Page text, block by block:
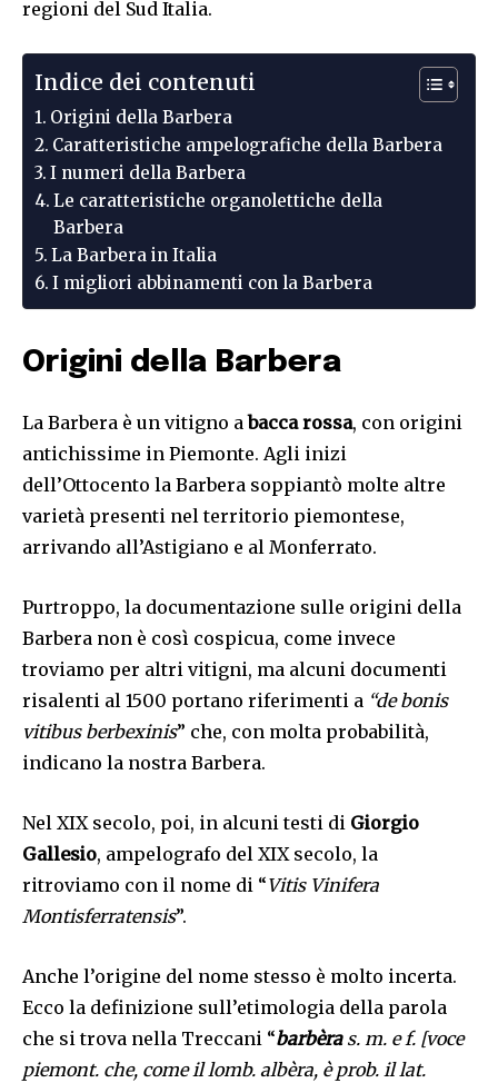
regioni del Sud Italia.
Indice dei contenuti
Origini della Barbera
Caratteristiche ampelografiche della Barbera
I numeri della Barbera
Le caratteristiche organolettiche della
Barbera
La Barbera in Italia
I migliori abbinamenti con la Barbera
Origini della Barbera
La Barbera è un vitigno abacca rossa, con origini
antichissime in Piemonte. Agli inizi
dell’Ottocento la Barbera soppiantò molte altre
varietà presenti nel territorio piemontese,
arrivando all’Astigiano e al Monferrato.
Purtroppo, la documentazione sulle origini della
Barbera non è così cospicua, come invece
troviamo per altri vitigni, ma alcuni documenti
risalenti al 1500 portano riferimenti a “de bonis
vitibus berbexinis” che, con molta probabilità,
indicano la nostra Barbera.
Nel XIX secolo, poi, in alcuni testi di Giorgio
Gallesio, ampelografo del XIX secolo, la
ritroviamo con il nome di “Vitis Vinifera
Montisferratensis”.
Anche l’origine del nome stesso è molto incerta.
Ecco la definizione sull’etimologia della parola
che si trova nella Treccani “barbèras. m. e f. [voce
piemont. che, come il lomb. albèra, è prob. il lat.